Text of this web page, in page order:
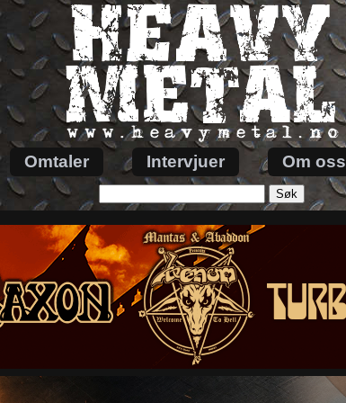
Omtaler Intervjuer Om oss
etter: